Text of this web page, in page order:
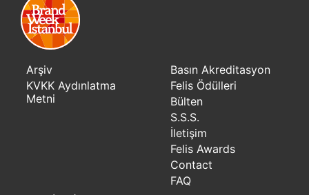
Arşiv
KVKK Aydınlatma
Metni
Basın Akreditasyon
Felis Ödülleri
Bülten
S.S.S.
İletişim
Felis Awards
Contact
FAQ